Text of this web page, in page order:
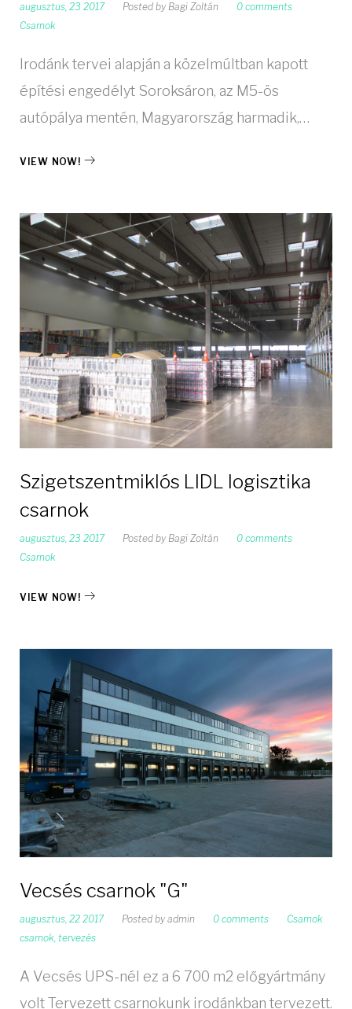
augusztus, 23 2017 Posted by Bagi Zoltán
0 comments
Csarnok
Irodánk tervei alapján a közelmúltban kapott
építési engedélyt Soroksáron, az M5-ös
autópálya mentén, Magyarország harmadik,…
VIEW NOW!
Szigetszentmiklós LIDL logisztika
csarnok
augusztus, 23 2017 Posted by Bagi Zoltán
0 comments
Csarnok
VIEW NOW!
Vecsés csarnok "G"
augusztus, 22 2017 Posted by admin 0 comments
Csarnok
csarnok, tervezés
A Vecsés UPS-nél ez a 6 700 m2 előgyártmány
volt Tervezett csarnokunk irodánkban tervezett.